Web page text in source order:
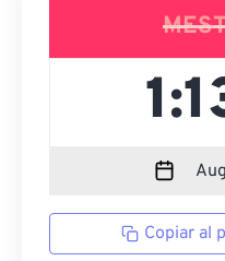
Copiar al